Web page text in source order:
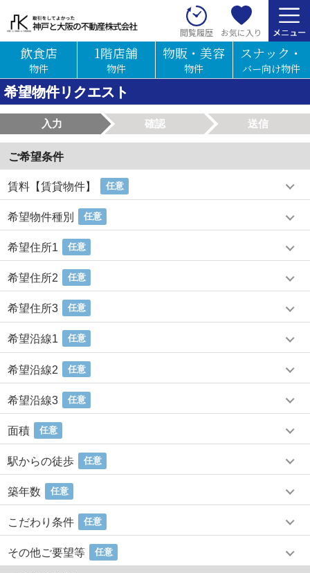
閲覧履歴 お気に入り
飲食店
物件
1階店舗
物件
物販・美容
物件
スナック・
バー向け物件
希望物件リクエスト
入力 確認 送信
ご希望条件
賃料【賃貸物件】 任意
希望物件種別 任意
希望住所1 任意
希望住所2 任意
希望住所3 任意
希望沿線1 任意
希望沿線2 任意
希望沿線3 任意
面積 任意
駅からの徒歩 任意
築年数 任意
こだわり条件 任意
その他ご要望等 任意